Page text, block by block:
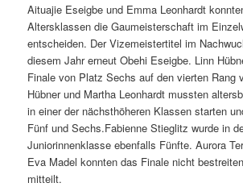
Aituajie Eseigbe und Emma Leonhardt
Altersklassen die Gaumeisterschaft im
entscheiden. Der Vizemeistertitel im
diesem Jahr erneut Obehi Eseigbe. Linn
Finale von Platz Sechs auf den vierten Rang
Hübner und Martha Leonhardt mussten
in einer der nächsthöheren Klassen starten
Fünf und Sechs.Fabienne Stieglitz wurde in
Juniorinnenklasse ebenfalls Fünfte. Aurora
Eva Madel konnten das Finale nicht
mitteilt.